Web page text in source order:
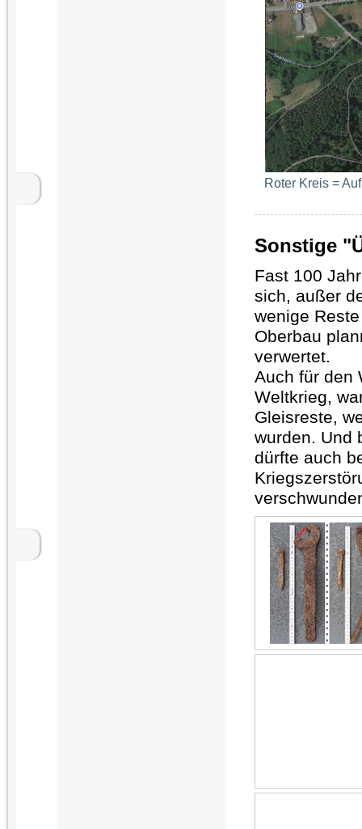
Roter Kreis =
Sonstige
Fast 100
sich, außer
wenige
Oberbau
verwertet.
Auch für den
Weltkrieg,
Gleisreste,
wurden. Und
dürfte auch